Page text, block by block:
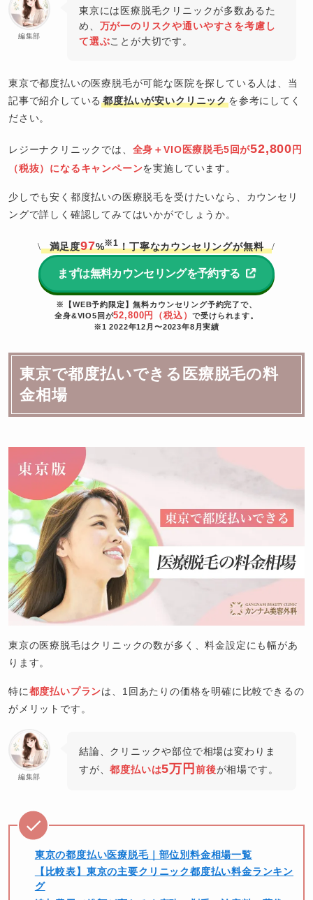
編集部
東京には医療脱毛クリニックが多数あるた
め、 万が一のリスクや通いやすさを考慮し
て選ぶことが大切です。
東京で都度払いの医療脱毛が可能な医院を探している人は、当
記事で紹介している都度払いが安いクリニックを参考にしてく
ださい。
レジーナクリニックでは、 全身＋VIO医療脱毛5回が52,800 円
（税抜）になるキャンペーンを実施しています。
少しでも安く都度払いの医療脱毛を受けたいなら、カウンセリ
ングで詳しく確認してみてはいかがでしょうか。
\ 満足度97%※1！丁寧なカウンセリングが無料 /
まずは無料カウンセリングを予約する
※【WEB予約限定】無料カウンセリング予約完了で、
全身&VIO5回が52,800円（税込）で受けられます。
※1 2022年12月〜2023年8月実績
東京で都度払いできる医療脱毛の料
金相場
東京の医療脱毛はクリニックの数が多く、料金設定にも幅があ
ります。
特に都度払いプランは、1回あたりの価格を明確に比較できるの
がメリットです。
編集部
結論、クリニックや部位で相場は変わりま
すが、都度払いは5万円 前後が相場です。
東京の都度払い医療脱毛｜部位別料金相場一覧
【比較表】東京の主要クリニック都度払い料金ランキン
グ